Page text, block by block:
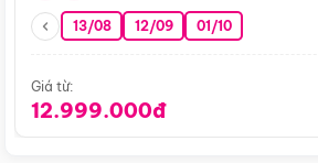
13/08 12/09 01/10
Giá từ:
12.999.000đ